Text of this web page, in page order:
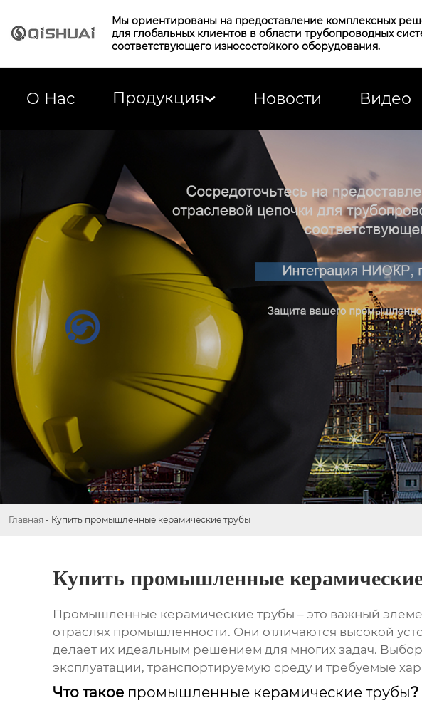
Мы ориентированы на предоставление комплексных
для глобальных клиентов в области трубопроводных
соответствующего износостойкого оборудования.
О Нас Продукция Новости Видео
Главная - Купить промышленные керамические трубы
Купить промышленные
Промышленные керамические трубы – это важный
отраслях промышленности. Они отличаются высокой
делает их идеальным решением для многих задач.
эксплуатации, транспортируемую среду и требуемые
Что такое промышленные керамические трубы?